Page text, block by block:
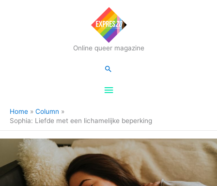
Online queer magazine
Hoofdmenu
Zoeken
Home
Column
Sophia: Liefde met een lichamelijke beperking